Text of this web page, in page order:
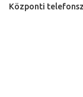
Központi